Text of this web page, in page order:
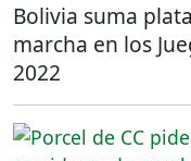
Bolivia suma
marcha en los
2022